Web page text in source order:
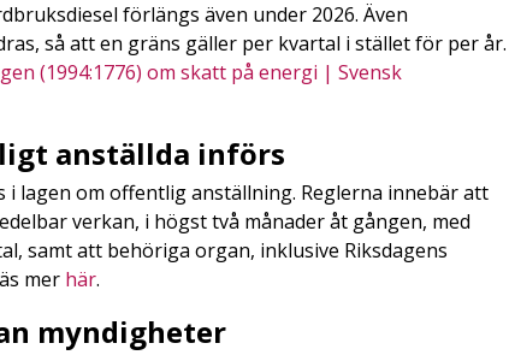
förlängs även under 2026. Även
så att en gräns gäller per kvartal i stället för per år.
(1994:1776) om skatt på energi | Svensk
anställda införs
lagen om offentlig anställning. Reglerna innebär att
verkan, i högst två månader åt gången, med
samt att behöriga organ, inklusive Riksdagens
mer här.
myndigheter